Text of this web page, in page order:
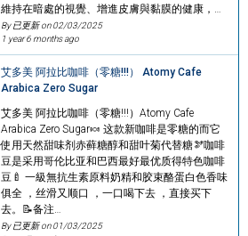
維持在暗處的視覺、增進皮膚與黏膜的健康，…
By 已更新 on02/03/2025
1 year 6 months ago
艾多美 阿拉比咖啡（零糖!!!） Atomy Cafe
Arabica Zero Sugar
艾多美 阿拉比咖啡（零糖!!!）Atomy Cafe
Arabica Zero Sugar🍬 这款新咖啡是零糖的而它
使用天然甜味剂赤藓糖醇和甜叶菊代替糖🫘咖啡
豆是采用哥伦比亚和巴西最好最优质得特色咖啡
豆🍼 一級無抗生素原料奶精和胶束酪蛋白色香味
俱全 ，丝滑又顺口 ，一口喝下去 ，直接买下
去。📝备注…
By 已更新 on01/03/2025